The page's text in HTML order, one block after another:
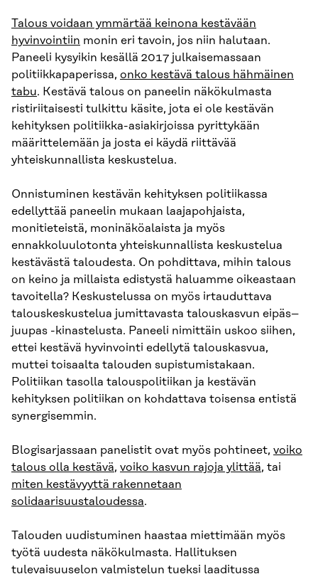
Talous voidaan ymmärtää keinona kestävään
hyvinvointiin monin eri tavoin, jos niin halutaan.
Paneeli kysyikin kesällä 2017 julkaisemassaan
politiikkapaperissa, onko kestävä talous hähmäinen
tabu. Kestävä talous on paneelin näkökulmasta
ristiriitaisesti tulkittu käsite, jota ei ole kestävän
kehityksen politiikka-asiakirjoissa pyrittykään
määrittelemään ja josta ei käydä riittävää
yhteiskunnallista keskustelua.
Onnistuminen kestävän kehityksen politiikassa
edellyttää paneelin mukaan laajapohjaista,
monitieteistä, moninäköalaista ja myös
ennakkoluulotonta yhteiskunnallista keskustelua
kestävästä taloudesta. On pohdittava, mihin talous
on keino ja millaista edistystä haluamme oikeastaan
tavoitella? Keskustelussa on myös irtauduttava
talouskeskustelua jumittavasta talouskasvun eipäs–
juupas -kinastelusta. Paneeli nimittäin uskoo siihen,
ettei kestävä hyvinvointi edellytä talouskasvua,
muttei toisaalta talouden supistumistakaan.
Politiikan tasolla talouspolitiikan ja kestävän
kehityksen politiikan on kohdattava toisensa entistä
synergisemmin.
Blogisarjassaan panelistit ovat myös pohtineet, voiko
talous olla kestävä, voiko kasvun rajoja ylittää, tai
miten kestävyyttä rakennetaan
solidaarisuustaloudessa.
Talouden uudistuminen haastaa miettimään myös
työtä uudesta näkökulmasta. Hallituksen
tulevaisuuselon valmistelun tueksi laaditussa